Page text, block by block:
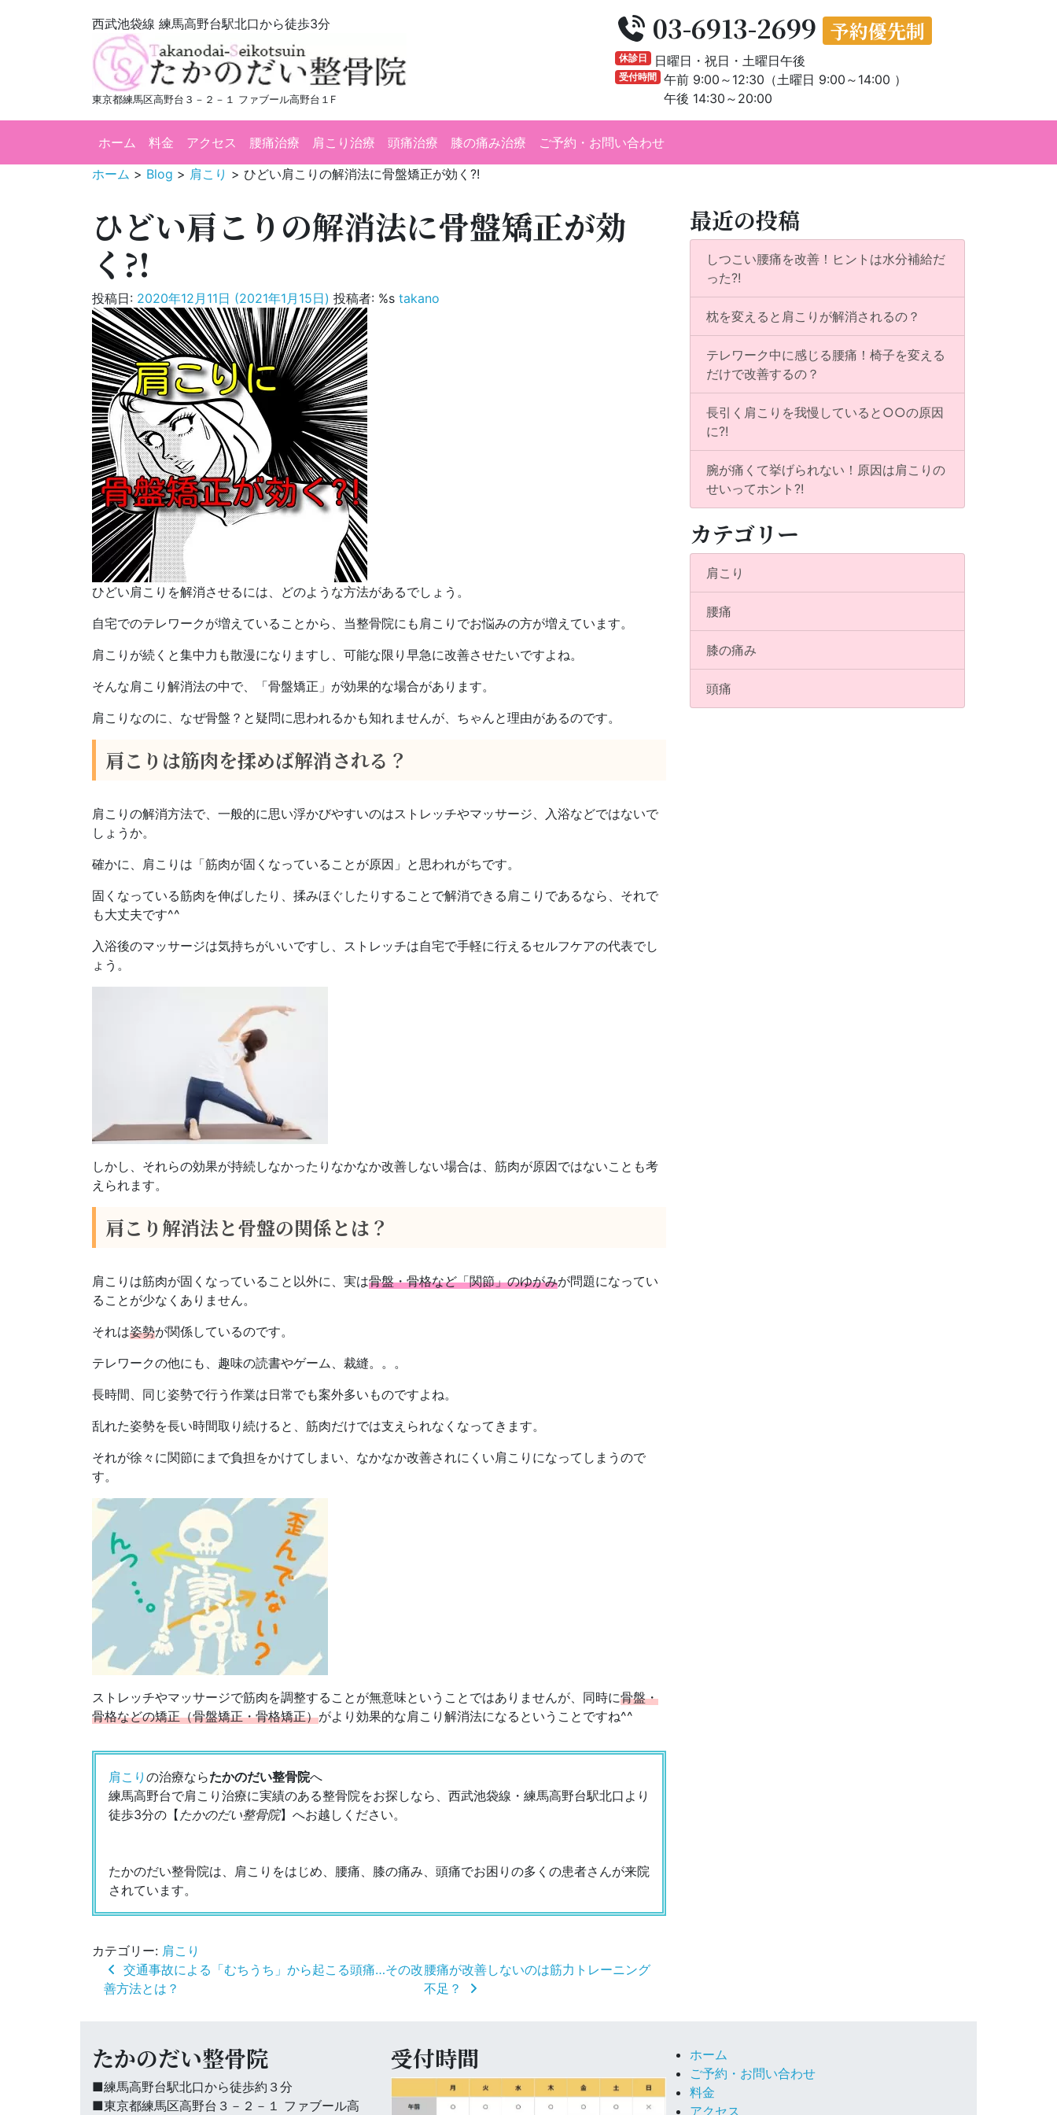
西武池袋線 練馬高野台駅北口から徒歩3分
東京都練馬区高野台３－２－１ ファブール高野台１F
03-6913-2699 予約優先制
休診日 日曜日・祝日・土曜日午後
受付時間
午前 9:00～12:30（土曜日 9:00～14:00 ）
午後 14:30～20:00
ホーム 料金 アクセス 腰痛治療 肩こり治療 頭痛治療 膝の痛み治療
ご予約・お問い合わせ
ホーム > Blog > 肩こり > ひどい肩こりの解消法に骨盤矯正が効く?!
ひどい肩こりの解消法に骨盤矯正が効
く?!
投稿日: 2020年12月11日 (2021年1月15日) 投稿者: %s takano
ひどい肩こり を解消させるには、どのような方法があるでしょう。
自宅でのテレワークが増えていることから、当整骨院にも肩こりでお悩みの方が増えています。
肩こりが続くと集中力も散漫になりますし、可能な限り早急に改善させたいですよね。
そんな肩こり解消法の中で、「骨盤矯正」が効果的な場合があります。
肩こりなのに、なぜ骨盤？と疑問に思われるかも知れませんが、ちゃんと理由があるのです。
肩こりは筋肉を揉めば解消される？
肩こりの解消方法で、一般的に思い浮かびやすいのはストレッチやマッサージ、入浴などではないで
しょうか。
確かに、肩こりは「筋肉が固くなっていることが原因」と思われがちです。
固くなっている筋肉を伸ばしたり、揉みほぐしたりすることで解消できる肩こりであるなら、それで
も大丈夫です^^
入浴後のマッサージは気持ちがいいですし、ストレッチは自宅で手軽に行えるセルフケアの代表でし
ょう。
しかし、それらの効果が持続しなかったりなかなか改善しない場合は、筋肉が原因ではないことも考
えられます。
肩こり解消法と骨盤の関係とは？
肩こりは筋肉が固くなっていること以外に、実は骨盤・骨格など「関節」のゆがみが問題になってい
ることが少なくありません。
それは姿勢が関係しているのです。
テレワークの他にも、趣味の読書やゲーム、裁縫。。。
長時間、同じ姿勢で行う作業は日常でも案外多いものですよね。
乱れた姿勢を長い時間取り続けると、筋肉だけでは支えられなくなってきます。
それが徐々に関節にまで負担をかけてしまい、なかなか改善されにくい肩こりになってしまうので
す。
ストレッチやマッサージで筋肉を調整することが無意味ということではありませんが、同時に骨盤・
骨格などの矯正（骨盤矯正・骨格矯正）がより効果的な肩こり解消法になるということですね^^
肩こり の治療ならたかのだい整骨院へ
練馬高野台で肩こり治療に実績のある整骨院をお探しなら、西武池袋線・練馬高野台駅北口より
徒歩3分の【 たかのだい整骨院】へお越しください。
たかのだい整骨院は、肩こりをはじめ、腰痛、膝の痛み、頭痛でお困りの多くの患者さんが来院
されています。
カテゴリー: 肩こり
投
稿
ナ
シ
ョ
ン
交通事故による「むちうち」から起こる頭痛…その改
善方法とは？
腰痛が改善しないのは筋力トレーニング
不足？
最近の投稿
しつこい腰痛を改善！ヒントは水分補給だ
った?!
枕を変えると肩こりが解消されるの？
テレワーク中に感じる腰痛！椅子を変える
だけで改善するの？
長引く肩こりを我慢していると○○の原因
に?!
腕が痛くて挙げられない！原因は肩こりの
せいってホント?!
カテゴリー
肩こり
腰痛
膝の痛み
頭痛
たかのだい整骨院
■練馬高野台駅北口から徒歩約３分
■東京都練馬区高野台３－２－１ ファブール高
受付時間
ホーム
ご予約・お問い合わせ
料金
アクセス